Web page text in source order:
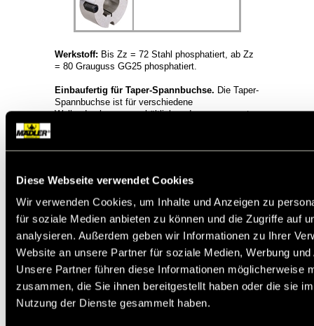
Diese Webseite verwendet Cookies
Wir verwenden Cookies, um Inhalte und Anzeigen zu
für soziale Medien anbieten zu können und die Zugriffe auf
analysieren. Außerdem geben wir Informationen zu Ihrer
Website an unsere Partner für soziale Medien, Werbung
Unsere Partner führen diese Informationen möglicherweise
zusammen, die Sie ihnen bereitgestellt haben oder die sie
Nutzung der Dienste gesammelt haben.
Werkstoff: Bis Zz = 72 Stahl phosphatiert, ab Zz
= 80 Grauguss GG25 phosphatiert.
Einbaufertig für Taper-Spannbuchse. Die Taper-
Spannbuchse ist für verschiedene
Wellendurchmesser erhältlich und muss separat
Montage und Demontage von Taper-
Service: Katalogseite
Katalogseite
Zusätzliche Informationen
Montageanleitung
technischen Zeichnungen werden mit größtmöglicher
Sorgfalt erstellt.
Fehlerfreiheit und Genauigkeit dieser Daten